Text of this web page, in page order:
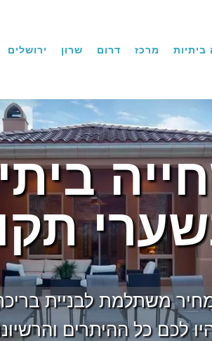
ביתיות מרכז דרום שרון ירושלים
משתלמת לבניית
לכם כל ההיתרים